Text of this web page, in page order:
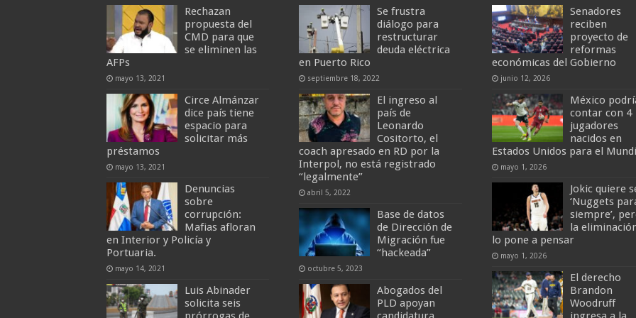
Rechazan
propuesta del
CMD para que
se eliminen las
AFPs
mayo 13, 2021
Circe Almánzar
dice país tiene
espacio para
solicitar más
préstamos
mayo 13, 2021
Denuncias
sobre
corrupción:
Mafias afloran
en Interior y Policía y
Portuaria.
mayo 14, 2021
Luis Abinader
solicita seis
Se frustra
diálogo para
restructurar
deuda eléctrica
en Puerto Rico
septiembre 18, 2022
El ingreso al
país de
Leonardo
Cositorto, el
coach apresado en RD por la
Interpol, no está registrado
“legalmente”
abril 5, 2022
Base de datos
de Dirección de
Migración fue
“hackeada”
octubre 5, 2023
Abogados del
PLD apoyan
Senadores
reciben
proyecto de
reformas
económicas del Gobierno
junio 12, 2026
México
contar con 4
jugadores
nacidos en
Estados Unidos para el
mayo 1, 2026
Jokic quiere
‘Nuggets
siempre’,
la
lo pone a pensar
mayo 1, 2026
El derecho
Brandon
Woodruff